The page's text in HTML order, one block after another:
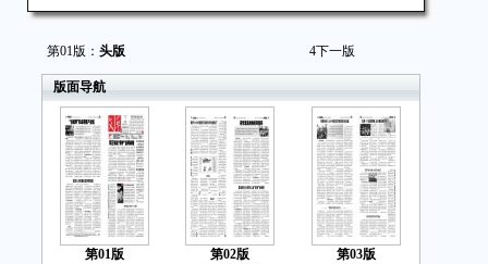
第01版： 头版 4下一版
版面导航
第01版
第02版
第03版